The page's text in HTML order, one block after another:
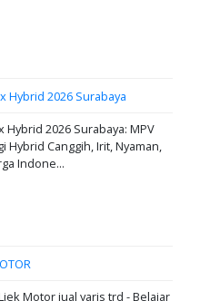
Hybrid 2026 Surabaya
2026 Surabaya: MPV
Canggih, Irit, Nyaman,
Indone...
Motor jual yaris trd - Belajar